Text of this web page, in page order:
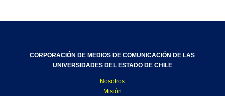
CORPORACIÓN DE MEDIOS DE COMUNICACIÓN DE LAS
UNIVERSIDADES DEL ESTADO DE CHILE
Nosotros
Misión